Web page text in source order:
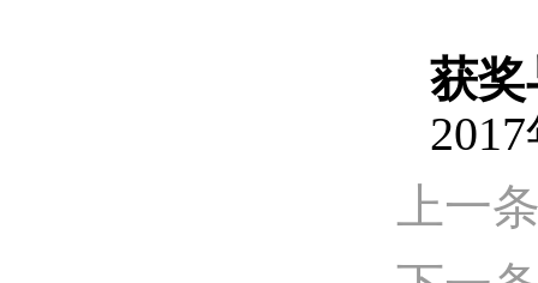
获奖
上一